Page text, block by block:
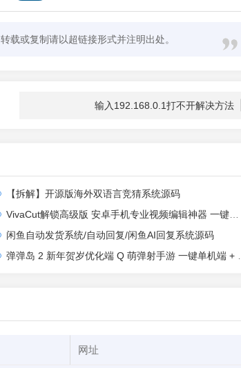
载或复制请以超链接形式并注明出处。
输入192.168.0.1打不开解决方法
【拆解】开源版海外双语言竞猜系统源码
VivaCut解锁高级版 安卓手机专业视频编辑神器 一键式AI加持
闲鱼自动发货系统/自动回复/闲鱼AI回复系统源码
弹弹岛 2 新年贺岁优化端 Q 萌弹射手游 一键单机端 + Linux 手工端 + GM 后台 + 安卓 iOS 双端带教程